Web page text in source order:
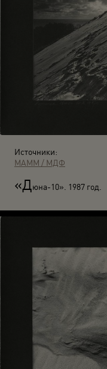
Источники:
МАММ / МДФ
«Дюна-10». 1987 год.